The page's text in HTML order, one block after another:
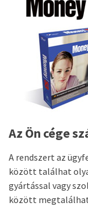
Az Ön cége
A rendszert az
között találhat
gyártással vagy
között